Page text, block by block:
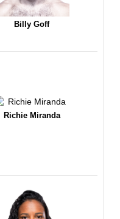
Billy Goff
Richie Miranda